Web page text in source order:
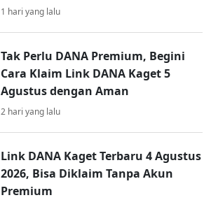
1 hari yang lalu
Tak Perlu DANA Premium, Begini
Cara Klaim Link DANA Kaget 5
Agustus dengan Aman
2 hari yang lalu
Link DANA Kaget Terbaru 4 Agustus
2026, Bisa Diklaim Tanpa Akun
Premium